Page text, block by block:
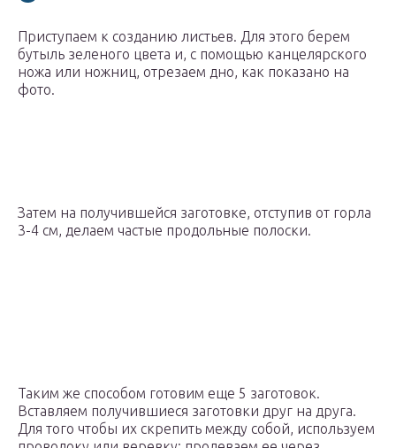
Приступаем к созданию листьев. Для этого берем
бутыль зеленого цвета и, с помощью канцелярского
ножа или ножниц, отрезаем дно, как показано на
фото.
Затем на получившейся заготовке, отступив от горла
3-4 см, делаем частые продольные полоски.
Таким же способом готовим еще 5 заготовок.
Вставляем получившиеся заготовки друг на друга.
Для того чтобы их скрепить между собой, используем